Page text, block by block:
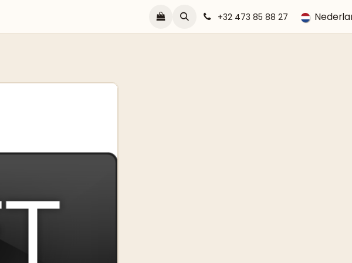
Blog Realisaties Veelgestelde vragen
+32 473 85 88 27